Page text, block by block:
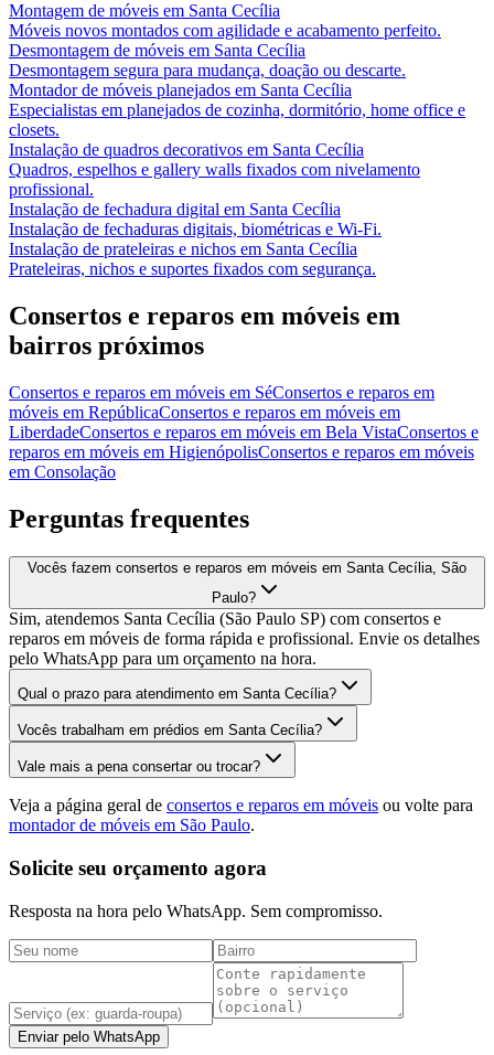
Montagem de móveis em Santa Cecília
Móveis novos montados com agilidade e acabamento perfeito.
Desmontagem de móveis em Santa Cecília
Desmontagem segura para mudança, doação ou descarte.
Montador de móveis planejados em Santa Cecília
Especialistas em planejados de cozinha, dormitório, home office e
closets.
Instalação de quadros decorativos em Santa Cecília
Quadros, espelhos e gallery walls fixados com nivelamento
profissional.
Instalação de fechadura digital em Santa Cecília
Instalação de fechaduras digitais, biométricas e Wi-Fi.
Instalação de prateleiras e nichos em Santa Cecília
Prateleiras, nichos e suportes fixados com segurança.
Consertos e reparos em móveis em
bairros próximos
Consertos e reparos em móveis em SéConsertos e reparos em
móveis em RepúblicaConsertos e reparos em móveis em
LiberdadeConsertos e reparos em móveis em Bela VistaConsertos e
reparos em móveis em HigienópolisConsertos e reparos em móveis
em Consolação
Perguntas frequentes
Vocês fazem consertos e reparos em móveis em Santa Cecília, São
Paulo?
Sim, atendemos Santa Cecília (São Paulo SP) com consertos e
reparos em móveis de forma rápida e profissional. Envie os detalhes
pelo WhatsApp para um orçamento na hora.
Qual o prazo para atendimento em Santa Cecília?
Vocês trabalham em prédios em Santa Cecília?
Vale mais a pena consertar ou trocar?
Veja a página geral de consertos e reparos em móveis ou volte para
montador de móveis em São Paulo.
Solicite seu orçamento agora
Resposta na hora pelo WhatsApp. Sem compromisso.
Enviar pelo WhatsApp